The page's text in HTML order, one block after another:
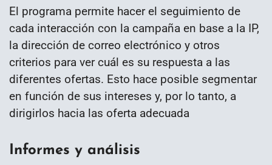
El programa permite hacer el seguimiento de
cada interacción con la campaña en base a la IP,
la dirección de correo electrónico y otros
criterios para ver cuál es su respuesta a las
diferentes ofertas. Esto hace posible segmentar
en función de sus intereses y, por lo tanto, a
dirigirlos hacia las oferta adecuada
Informes y análisis